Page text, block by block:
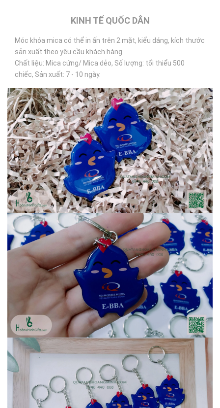
KINH TẾ QUỐC DÂN
Móc khóa mica có thể in ấn trên 2 mặt, kiểu dáng, kích thước
sản xuất theo yêu cầu khách hàng.
Chất liệu: Mica cứng/ Mica dẻo, Số lượng: tối thiểu 500
chiếc, Sản xuất: 7 - 10 ngày.